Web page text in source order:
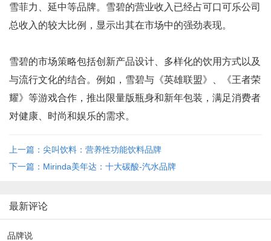
雪菲力、延中等品牌。雪碧的营业收入已经占可口可乐公司
总收入的较大比例，显示出其在市场中的强劲表现。
雪碧的市场策略包括创新产品设计、多样化的饮用方式以及
与流行文化的结合。例如，雪碧与《英雄联盟》、《王者荣
耀》等游戏合作，推出限量版瓶身和新年包装，满足消费者
对健康、时尚和娱乐的需求。
上一篇：尖叫饮料：营养性功能饮料品牌
下一篇：Mirinda美年达：十大碳酸-汽水品牌
最新评论
品牌说